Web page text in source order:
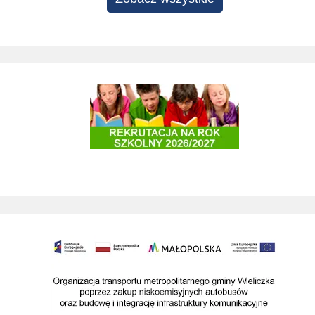
Rekrutacja do szkół i przedszkoli 2025/2026
Organizacja transportu metropolitarnego gminy Wieliczka poprzez zakup